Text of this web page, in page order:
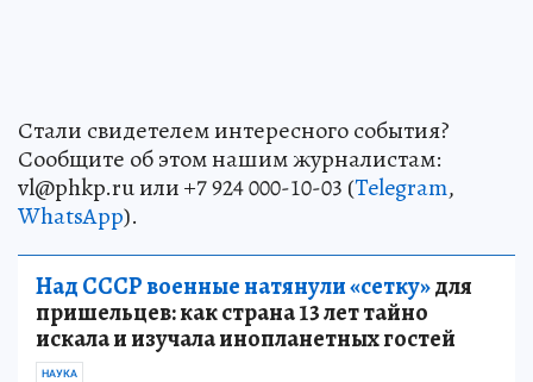
Стали свидетелем интересного события?
Сообщите об этом нашим журналистам:
vl@phkp.ru или +7 924 000-10-03 (Telegram,
WhatsApp).
Над СССР военные натянули «сетку»для
пришельцев: как страна 13 лет тайно
искала и изучала инопланетных гостей
НАУКА